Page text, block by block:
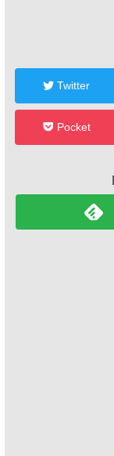
Twitter
Pocket